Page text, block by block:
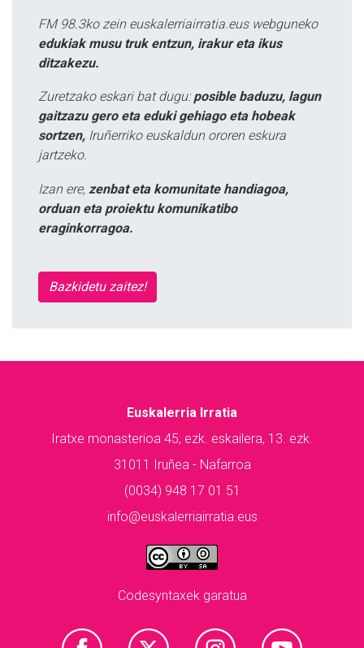
FM 98.3ko zein euskalerriairratia.eus webguneko
edukiak musu truk entzun, irakur eta ikus
ditzakezu.
Zuretzako eskari bat dugu: posible baduzu, lagun
gaitzazu gero eta eduki gehiago eta hobeak
sortzen, Iruñerriko euskaldun ororen eskura
jartzeko.
Izan ere, zenbat eta komunitate handiagoa,
orduan eta proiektu komunikatibo
eraginkorragoa.
Bazkidetu zaitez!
Euskalerria Irratia
Iratxe monasterioa 45, ezk. eskailera, 13. ezk.
31011 Iruñea - Nafarroa
(0034) 948 17 01 51
info@euskalerriairratia.eus
Codesyntaxek garatua